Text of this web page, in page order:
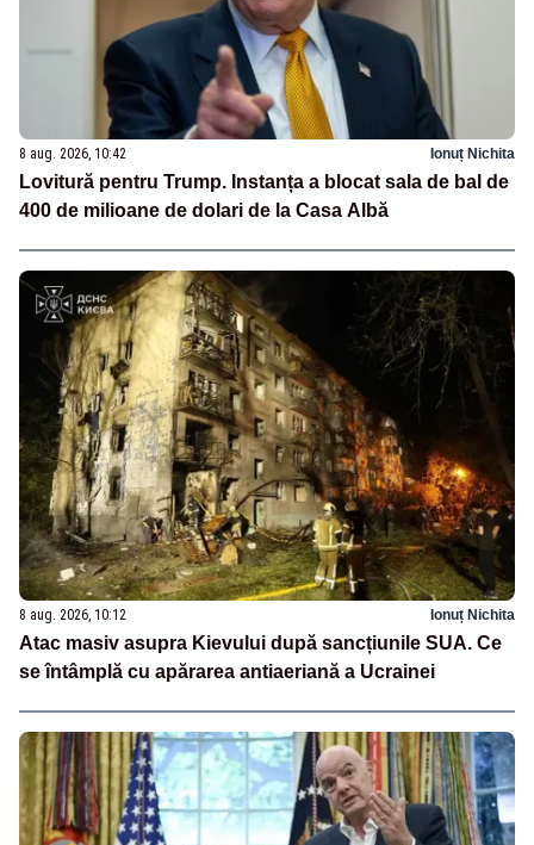
8 aug. 2026, 10:42 Ionuț Nichita
Lovitură pentru Trump. Instanța a blocat sala de bal de
400 de milioane de dolari de la Casa Albă
8 aug. 2026, 10:12 Ionuț Nichita
Atac masiv asupra Kievului după sancțiunile SUA. Ce
se întâmplă cu apărarea antiaeriană a Ucrainei